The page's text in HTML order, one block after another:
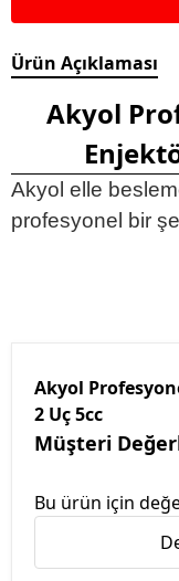
Ürün Açıklaması
Akyol
Akyol elle
profesyonel bir
Akyol
2 Uç 5cc
Müşteri
Bu ürün için